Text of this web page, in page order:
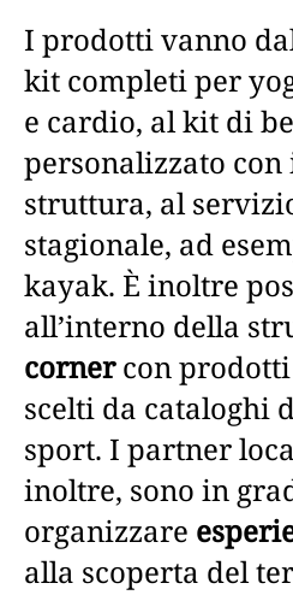
I prodotti vanno
kit completi per
e cardio, al kit di
personalizzato con
struttura, al
stagionale, ad
kayak. È inoltre
all’interno della
cornercon prodotti
scelti da cataloghi
sport. I partner
inoltre, sono in
organizzare
alla scoperta del